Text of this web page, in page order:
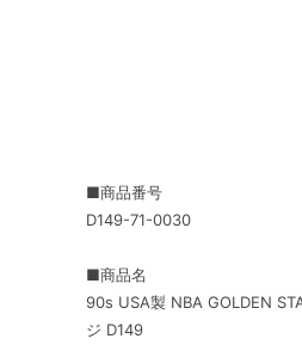
■商品番号
D149-71-0030
■商品名
90s USA製 NBA GOLDEN
ジ D149